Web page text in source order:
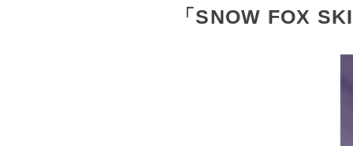
「SNOW FOX